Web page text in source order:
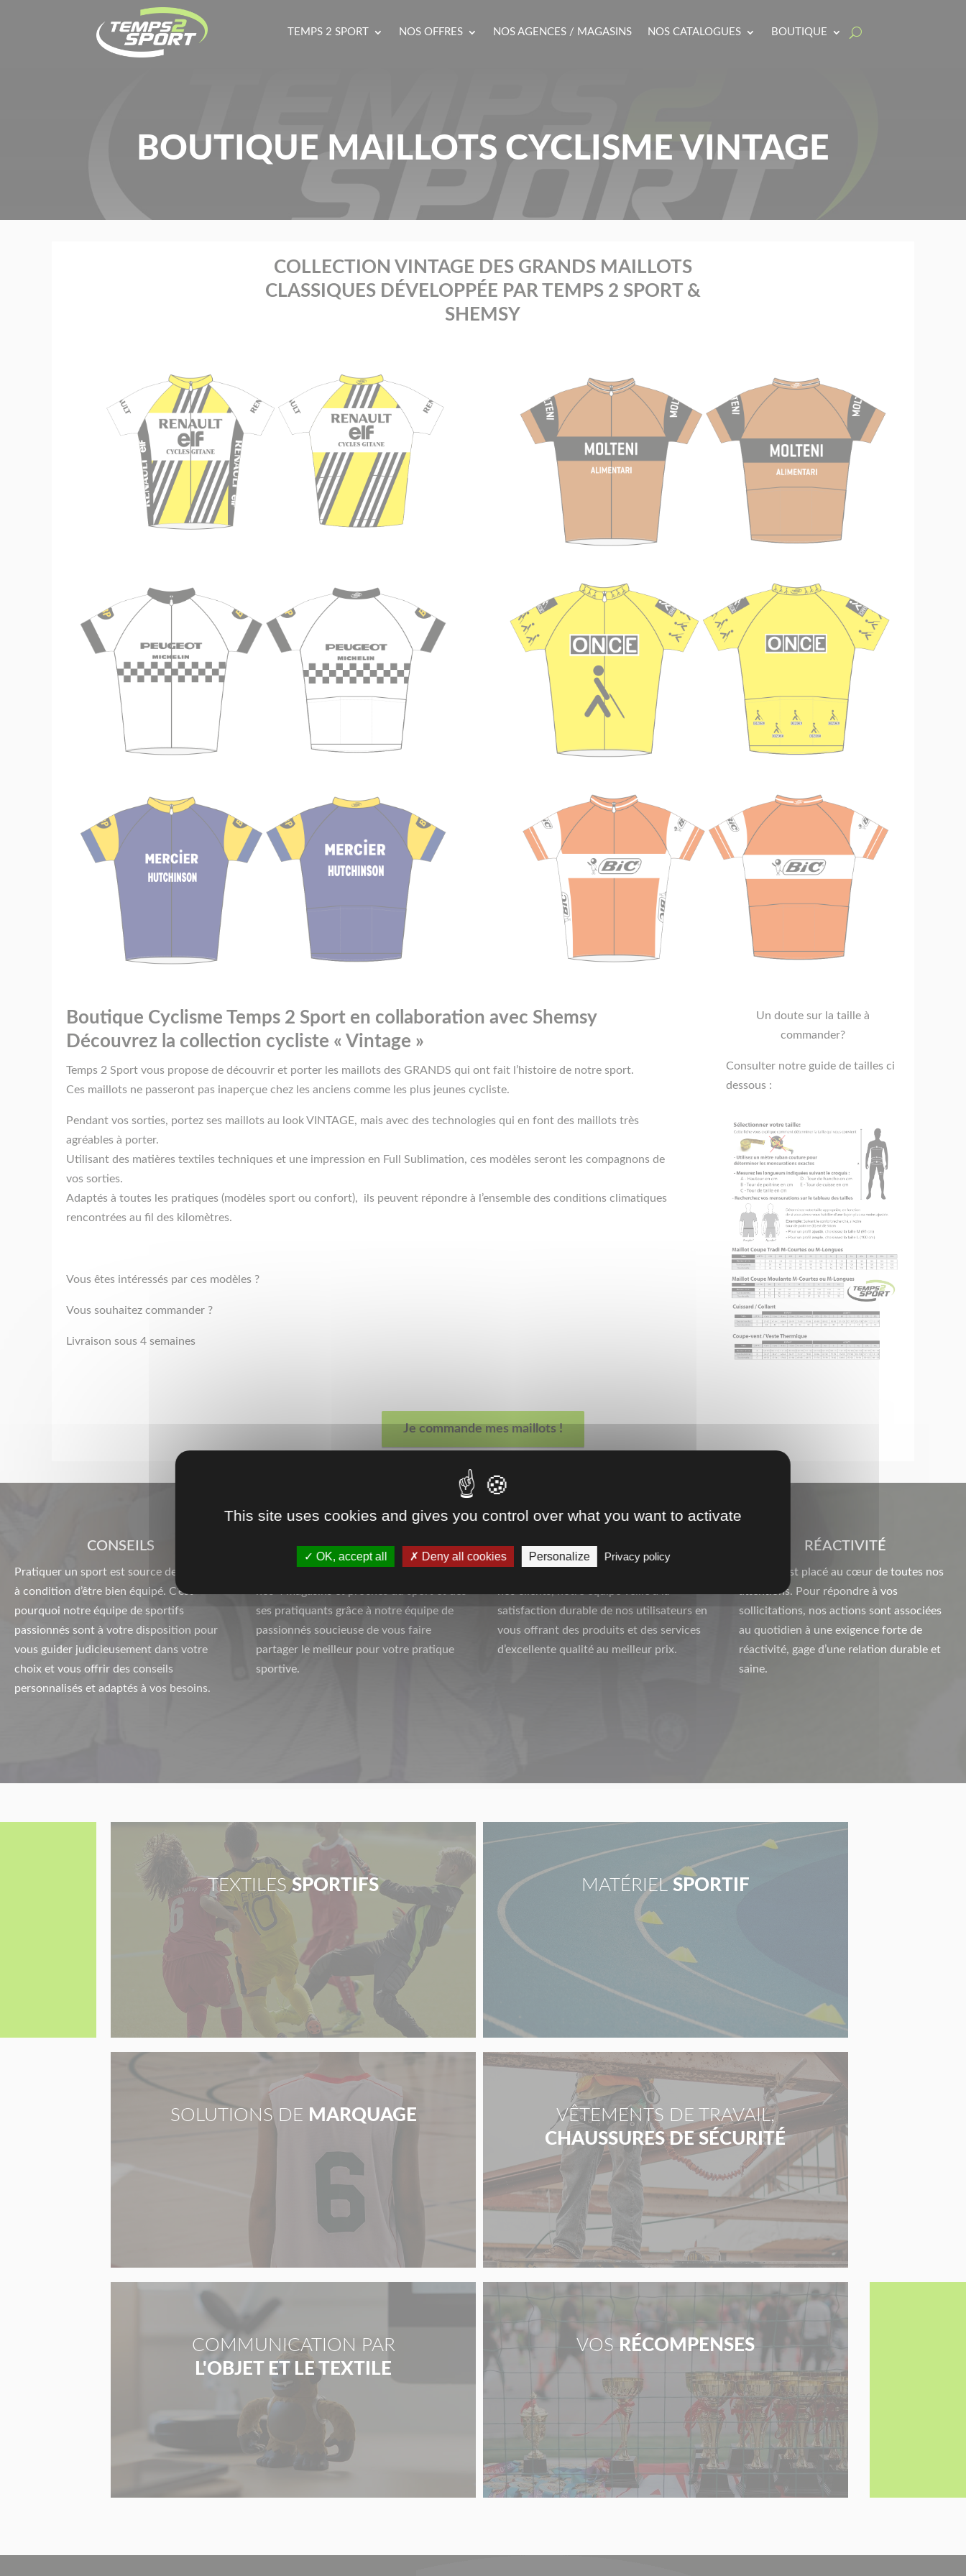
TEMPS 2 SPORT NOS OFFRES NOS AGENCES / MAGASINS NOS CATALOGUES BOUTIQUE
BOUTIQUE MAILLOTS CYCLISME VINTAGE
COLLECTION VINTAGE DES GRANDS MAILLOTS
CLASSIQUES DÉVELOPPÉE PAR TEMPS 2 SPORT &
SHEMSY
Boutique Cyclisme Temps 2 Sport en collaboration avec Shemsy
Découvrez la collection cycliste « Vintage »
Temps 2 Sport vous propose de découvrir et porter les maillots des GRANDS qui ont fait l’histoire de notre sport.
Ces maillots ne passeront pas inaperçue chez les anciens comme les plus jeunes cycliste.
Pendant vos sorties, portez ses maillots au look VINTAGE, mais avec des technologies qui en font des maillots très
agréables à porter.
Utilisant des matières textiles techniques et une impression en Full Sublimation, ces modèles seront les compagnons de
vos sorties.
Adaptés à toutes les pratiques (modèles sport ou confort), ils peuvent répondre à l’ensemble des conditions climatiques
rencontrées au fil des kilomètres.
Vous êtes intéressés par ces modèles ?
Vous souhaitez commander ?
Livraison sous 4 semaines
Un doute sur la taille à
commander?
Consulter notre guide de tailles ci
dessous :
Je commande mes maillots !
CONSEILS
Pratiquer un sport est source de bien-être
à condition d’être bien équipé. C’est
pourquoi notre équipe de sportifs
passionnés sont à votre disposition pour
vous guider judicieusement dans votre
choix et vous offrir des conseils
personnalisés et adaptés à vos besoins.
PROXIMITÉ
nos 4 magasins et proches du sport et des
ses pratiquants grâce à notre équipe de
passionnés soucieuse de vous faire
partager le meilleur pour votre pratique
sportive.
SERVICES
nos clients, notre équipe veille à la
satisfaction durable de nos utilisateurs en
vous offrant des produits et des services
d’excellente qualité au meilleur prix.
RÉACTIVITÉ
Le client est placé au cœur de toutes nos
attentions. Pour répondre à vos
sollicitations, nos actions sont associées
au quotidien à une exigence forte de
réactivité, gage d’une relation durable et
saine.
TEXTILES SPORTIFS MATÉRIEL SPORTIF
SOLUTIONS DE MARQUAGE
VÊTEMENTS DE TRAVAIL,
CHAUSSURES DE SÉCURITÉ
COMMUNICATION PAR
L'OBJET ET LE TEXTILE
VOS RÉCOMPENSES
This site uses cookies and gives you control over what you want to activate
OK, accept all Deny all cookies Personalize Privacy policy